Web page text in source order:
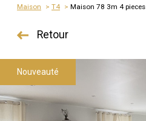
Maison
T4 Maison 78 3m 4 pieces
Retour
Nouveauté